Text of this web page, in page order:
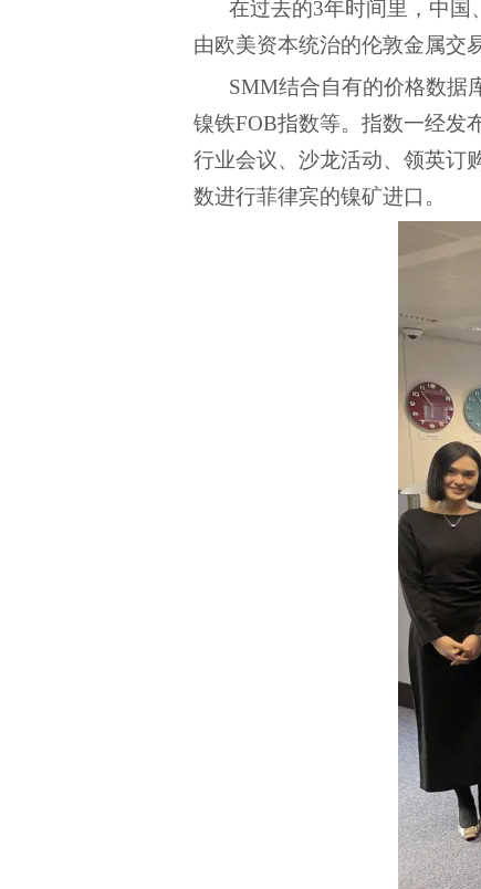
在过去的3年时间里，中国
由欧美资本统治的伦敦金属交
SMM结合自有的价格数据
镍铁FOB指数等。指数一经发
行业会议、沙龙活动、领英订
数进行菲律宾的镍矿进口 。